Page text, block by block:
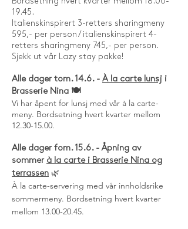
19.45 .
Italienskinspirert 3-retters sharingmeny
595,- per person / italienskinspirert 4-
retters sharingmeny 745,- per person.
Sjekk ut vår Lazy stay pakke!
Alle dager tom. 14.6. - À la carte lunsj i
Brasserie Nina 🍽️
Vi har åpent for lunsj med vår à la carte-
meny. Bordsetning hvert kvarter mellom
12.30-15.00.
Alle dager fom. 15.6. - Åpning av
sommer à la carte i Brasserie Nina og
terrassen 🌿
À la carte-servering med vår innholdsrike
sommermeny. Bordsetning hvert kvarter
mellom 13.00-20.45.